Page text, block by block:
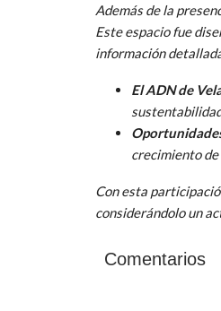
Además de la
Este espacio fue
información
El ADN de
crecimiento
Con esta
considerándolo un
Comentarios